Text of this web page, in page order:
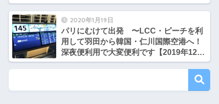
2020年1月19日
パリにむけて出発 〜LCC・ピーチを利
用して羽田から韓国・仁川国際空港へ！
深夜便利用で大変便利です【2019年12
月-2020年1月・パリ旅行】1